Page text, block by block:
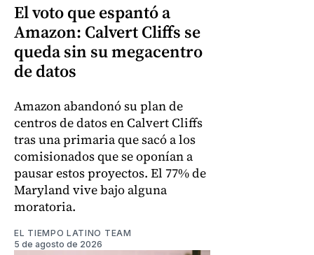
El voto que espantó a
Amazon: Calvert Cliffs se
queda sin su megacentro
de datos
Amazon abandonó su plan de
centros de datos en Calvert Cliffs
tras una primaria que sacó a los
comisionados que se oponían a
pausar estos proyectos. El 77% de
Maryland vive bajo alguna
moratoria.
EL TIEMPO LATINO TEAM
5 de agosto de 2026